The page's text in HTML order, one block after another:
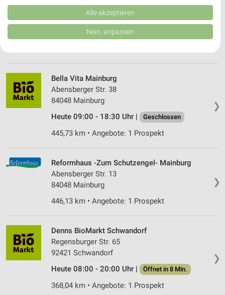
Reformhaus Sander Landshut
Neustadt 453
84028 Landshut
❯
Bella Vita Mainburg
Abensberger Str. 38
84048 Mainburg
Heute 09:00 - 18:30 Uhr |
Geschlossen
445,73 km • Angebote: 1 Prospekt
❯
Reformhaus -Zum Schutzengel- Mainburg
Abensberger Str. 13
84048 Mainburg
446,13 km • Angebote: 1 Prospekt
❯
Denns BioMarkt Schwandorf
Regensburger Str. 65
92421 Schwandorf
Heute 08:00 - 20:00 Uhr |
Öffnet in 8 Min.
368,04 km • Angebote: 1 Prospekt
Kombinationen von Daten aus verschiedenen Quellen. Entwicklung und
Verbesserung der Angebote. Verwendung reduzierter Daten zur Auswahl
von Inhalten.
Daten können außerhalb der Europäischen Union weitergegeben und in die
USA gesendet werden.
Website/App.
Wir nutzen Ihre Daten für folgende Zwecke:
IAB-Verarbeitungszwecke:
Speichern von oder Zugriff auf Informationen
auf einem Endgerät
Verwendung reduzierter Daten zur Auswahl von
Erstellung von Profilen für personalisierte
Verwendung von Profilen zur Auswahl
personalisierter Werbung
Erstellung von Profilen zur Personalisierung
von Inhalten
Verwendung von Profilen zur Auswahl
Messung der Werbeleistung
Alle akzeptieren
Nein, anpassen